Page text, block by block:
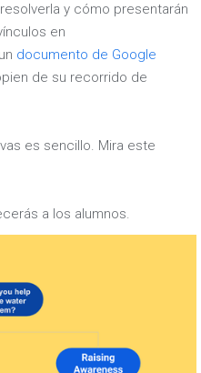
y cómo presentarán
en
documento de Google
de su recorrido de
es sencillo. Mira este
a los alumnos.